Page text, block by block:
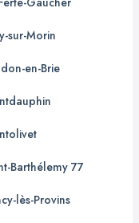
sur-Morin
en-Brie
Barthélemy 77
lès-Provins